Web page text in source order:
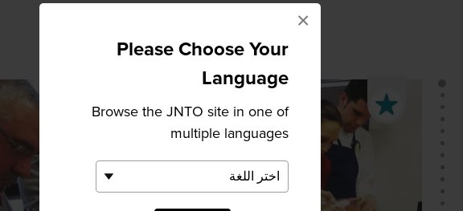
Please Choose Your
Language
Browse the JNTO site in one of
multiple languages
×